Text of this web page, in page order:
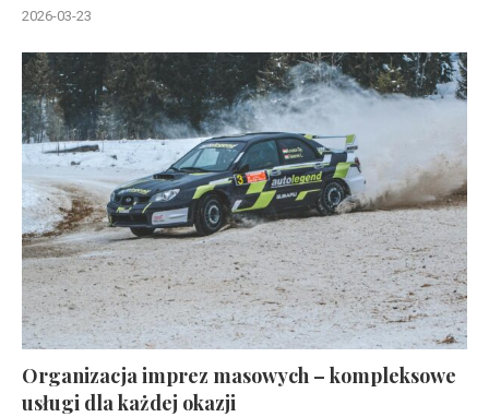
2026-03-23
Organizacja imprez masowych – kompleksowe
usługi dla każdej okazji